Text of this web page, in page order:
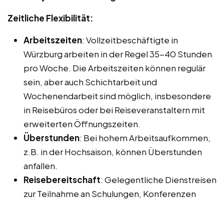
Zeitliche Flexibilität:
Arbeitszeiten: Vollzeitbeschäftigte in
Würzburg arbeiten in der Regel 35-40 Stunden
pro Woche. Die Arbeitszeiten können regulär
sein, aber auch Schichtarbeit und
Wochenendarbeit sind möglich, insbesondere
in Reisebüros oder bei Reiseveranstaltern mit
erweiterten Öffnungszeiten.
Überstunden: Bei hohem Arbeitsaufkommen,
z.B. in der Hochsaison, können Überstunden
anfallen.
Reisebereitschaft: Gelegentliche Dienstreisen
zur Teilnahme an Schulungen, Konferenzen